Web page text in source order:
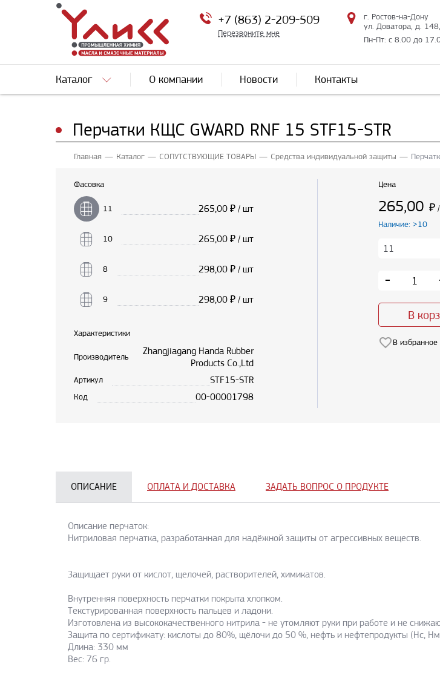
+7 (863) 2-209-509
Перезвоните мне
г. Ростов-на-Дону
ул. Доватора, д.
Пн-Пт: с 8.00 до
Каталог О компании Новости Контакты
Перчатки КЩС GWARD RNF 15 STF15-STR
Главная Каталог СОПУТСТВУЮЩИЕ ТОВАРЫ Средства индивидуальной защиты
Фасовка
11 265,00 ₽ / шт
10 265,00 ₽ / шт
8 298,00 ₽ / шт
9 298,00 ₽ / шт
Характеристики
Производитель
Zhangjiagang Handa Rubber
Products Co.,Ltd
Артикул STF15-STR
Код 00-00001798
Цена
265,00 ₽ /
Наличие: >10
-
В
В избранное
ОПИСАНИЕ ОПЛАТА И ДОСТАВКА ЗАДАТЬ ВОПРОС О ПРОДУКТЕ
Описание перчаток:
Нитриловая перчатка, разработанная для надёжной защиты от агрессивных веществ.
Защищает руки от кислот, щелочей, растворителей, химикатов.
Внутренняя поверхность перчатки покрыта хлопком.
Текстурированная поверхность пальцев и ладони.
Изготовлена из высококачественного нитрила - не утомляют руки при работе и не
Защита по сертификату: кислоты до 80%, щёлочи до 50 %, нефть и нефтепродукты (Нс,
Длина: 330 мм
Вес: 76 гр.